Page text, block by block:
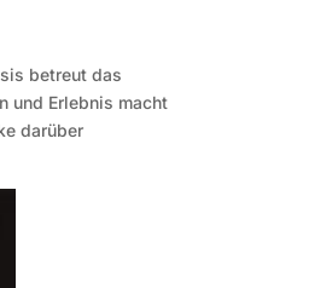
betreut das
und Erlebnis macht
darüber